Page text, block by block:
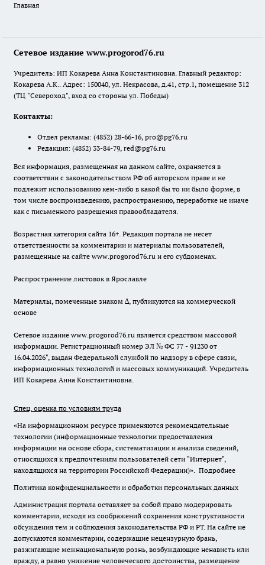
Главная
Сетевое издание www.progorod76.ru
Учредитель: ИП Кокарева Анна Константиновна. Главный редактор:
Кокарева А.К.. Адрес: 150040, ул. Некрасова, д.41, стр.1, помещение 312
(ТЦ "Североход", вход со стороны ул. Победы)
Контакты:
Отдел рекламы: (4852) 28-66-16, pro@pg76.ru
Редакция: (4852) 33-84-79, red@pg76.ru
Вся информация, размещенная на данном сайте, охраняется в
соответствии с законодательством РФ об авторском праве и не
подлежит использованию кем-либо в какой бы то ни было форме, в
том числе воспроизведению, распространению, переработке не иначе
как с письменного разрешения правообладателя.
Возрастная категория сайта 16+. Редакция портала не несет
ответственности за комментарии и материалы пользователей,
размещенные на сайте www.progorod76.ru и его субдоменах.
Распространение листовок в Ярославле
Материалы, помеченные знаком ∆, публикуются на коммерческой
основе
Сетевое издание www.progorod76.ru является средством массовой
информации. Регистрационный номер ЭЛ № ФС 77 - 91230 от
16.04.2026", выдан Федеральной службой по надзору в сфере связи,
информационных технологий и массовых коммуникаций. Учредитель
ИП Кокарева Анна Константиновна.
Спец. оценка по условиям труда
«На информационном ресурсе применяются рекомендательные
технологии (информационные технологии предоставления
информации на основе сбора, систематизации и анализа сведений,
относящихся к предпочтениям пользователей сети "Интернет",
находящихся на территории Российской Федерации)». Подробнее
Политика конфиденциальности и обработки персональных данных
Администрация портала оставляет за собой право модерировать
комментарии, исходя из соображений сохранения конструктивности
обсуждения тем и соблюдения законодательства РФ и РТ. На сайте не
допускаются комментарии, содержащие нецензурную брань,
разжигающие межнациональную рознь, возбуждающие ненависть или
вражду, а равно унижение человеческого достоинства, размещение